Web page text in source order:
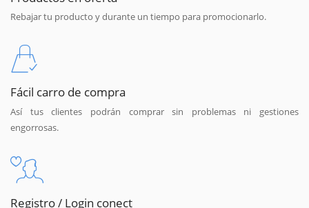
Rebajar tu producto y durante un tiempo para promocionarlo.
Fácil carro de compra
Así tus clientes podrán comprar sin problemas ni gestiones
engorrosas.
Registro / Login conect